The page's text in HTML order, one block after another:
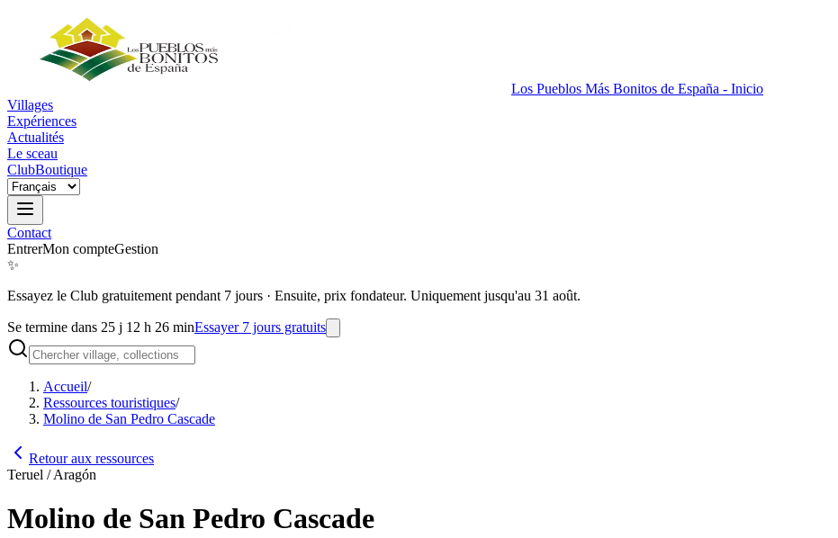
Los Pueblos Más Bonitos de España - Inicio
Villages
Expériences
Actualités
Le sceau
ClubBoutique
Contact
EntrerMon compteGestion
✨
Essayez le Club gratuitement pendant 7 jours · Ensuite, prix fondateur. Uniquement jusqu'au 31 août.
Se termine dans 25 j 12 h 26 minEssayer 7 jours gratuits
Accueil/
Ressources touristiques/
Molino de San Pedro Cascade
Retour aux ressources
Teruel / Aragón
Molino de San Pedro Cascade